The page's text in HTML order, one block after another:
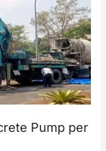
Pump per